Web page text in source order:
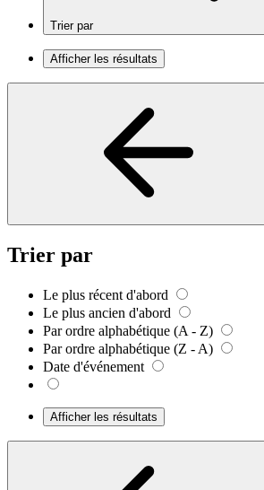
Trier par
Afficher les résultats
Trier par
Le plus récent d'abord
Le plus ancien d'abord
Par ordre alphabétique (A - Z)
Par ordre alphabétique (Z - A)
Date d'événement
Afficher les résultats